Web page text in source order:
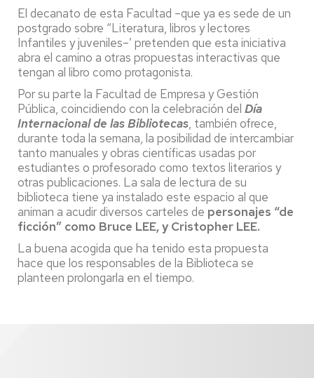
El decanato de esta Facultad –que ya es sede de un
postgrado sobre “Literatura, libros y lectores
Infantiles y juveniles–’ pretenden que esta iniciativa
abra el camino a otras propuestas interactivas que
tengan al libro como protagonista.
Por su parte la Facultad de Empresa y Gestión
Pública, coincidiendo con la celebración del Día
Internacional de las Bibliotecas, también ofrece,
durante toda la semana, la posibilidad de intercambiar
tanto manuales y obras científicas usadas por
estudiantes o profesorado como textos literarios y
otras publicaciones. La sala de lectura de su
biblioteca tiene ya instalado este espacio al que
animan a acudir diversos carteles de personajes “de
ficción” como Bruce LEE, y Cristopher LEE.
La buena acogida que ha tenido esta propuesta
hace que los responsables de la Biblioteca se
planteen prolongarla en el tiempo.